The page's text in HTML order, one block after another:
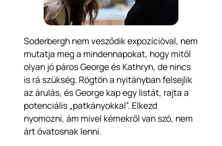
Soderbergh nem vesződik expozícióval, nem
mutatja meg a mindennapokat, hogy mitől
olyan jó páros George és Kathryn, de nincs
is rá szükség. Rögtön a nyitányban felsejlik
az árulás, és George kap egy listát, rajta a
potenciális „patkányokkal”. Elkezd
nyomozni, ám mivel kémekről van szó, nem
árt óvatosnak lenni.